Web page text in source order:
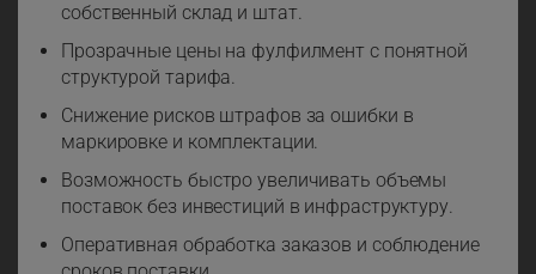
собственный склад и штат.
Прозрачные цены на фулфилмент с понятной
структурой тарифа.
Снижение рисков штрафов за ошибки в
маркировке и комплектации.
Возможность быстро увеличивать объемы
поставок без инвестиций в инфраструктуру.
Оперативная обработка заказов и соблюдение